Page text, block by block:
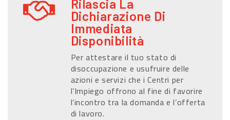
Rilascia La
Dichiarazione Di
Immediata
Disponibilità
Per attestare il tuo stato di
disoccupazione e usufruire delle
azioni e servizi che i Centri per
l’Impiego offrono al fine di favorire
l’incontro tra la domanda e l’offerta
di lavoro.